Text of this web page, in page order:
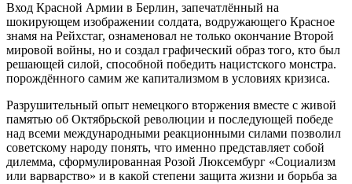
Вход Красной Армии в Берлин, запечатлённый на
шокирующем изображении солдата, водружающего Красное
знамя на Рейхстаг, ознаменовал не только окончание Второй
мировой войны, но и создал графический образ того, кто был
решающей силой, способной победить нацистского монстра.
порождённого самим же капитализмом в условиях кризиса.
Разрушительный опыт немецкого вторжения вместе с живой
памятью об Октябрьской революции и последующей победе
над всеми международными реакционными силами позволил
советскому народу понять, что именно представляет собой
дилемма, сформулированная Розой Люксембург «Социализм
или варварство» и в какой степени защита жизни и борьба за